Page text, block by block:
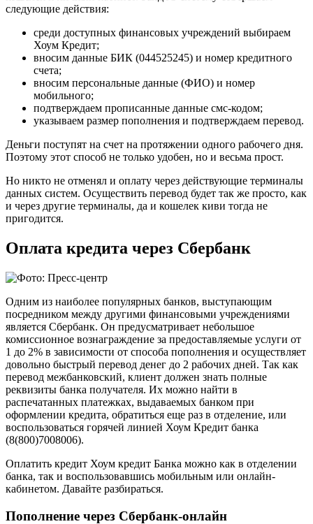
следующие действия:
среди доступных финансовых учреждений выбираем
Хоум Кредит;
вносим данные БИК (044525245) и номер кредитного
счета;
вносим персональные данные (ФИО) и номер
мобильного;
подтверждаем прописанные данные смс-кодом;
указываем размер пополнения и подтверждаем перевод.
Деньги поступят на счет на протяжении одного рабочего дня.
Поэтому этот способ не только удобен, но и весьма прост.
Но никто не отменял и оплату через действующие терминалы
данных систем. Осуществить перевод будет так же просто, как
и через другие терминалы, да и кошелек киви тогда не
пригодится.
Оплата кредита через Сбербанк
Одним из наиболее популярных банков, выступающим
посредником между другими финансовыми учреждениями
является Сбербанк. Он предусматривает небольшое
комиссионное вознаграждение за предоставляемые услуги от
1 до 2% в зависимости от способа пополнения и осуществляет
довольно быстрый перевод денег до 2 рабочих дней. Так как
перевод межбанковский, клиент должен знать полные
реквизиты банка получателя. Их можно найти в
распечатанных платежках, выдаваемых банком при
оформлении кредита, обратиться еще раз в отделение, или
воспользоваться горячей линией Хоум Кредит банка
(8(800)7008006).
Оплатить кредит Хоум кредит Банка можно как в отделении
банка, так и воспользовавшись мобильным или онлайн-
кабинетом. Давайте разбираться.
Пополнение через Сбербанк-онлайн